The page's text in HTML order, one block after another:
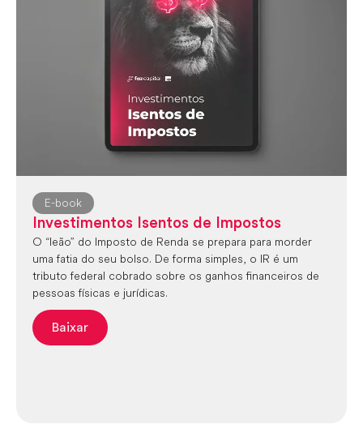
E-book
Investimentos Isentos de Impostos
O “leão” do Imposto de Renda se prepara para morder
uma fatia do seu bolso. De forma simples, o IR é um
tributo federal cobrado sobre os ganhos financeiros de
pessoas físicas e jurídicas.
Baixar